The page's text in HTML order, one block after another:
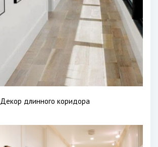
Декор длинного коридора